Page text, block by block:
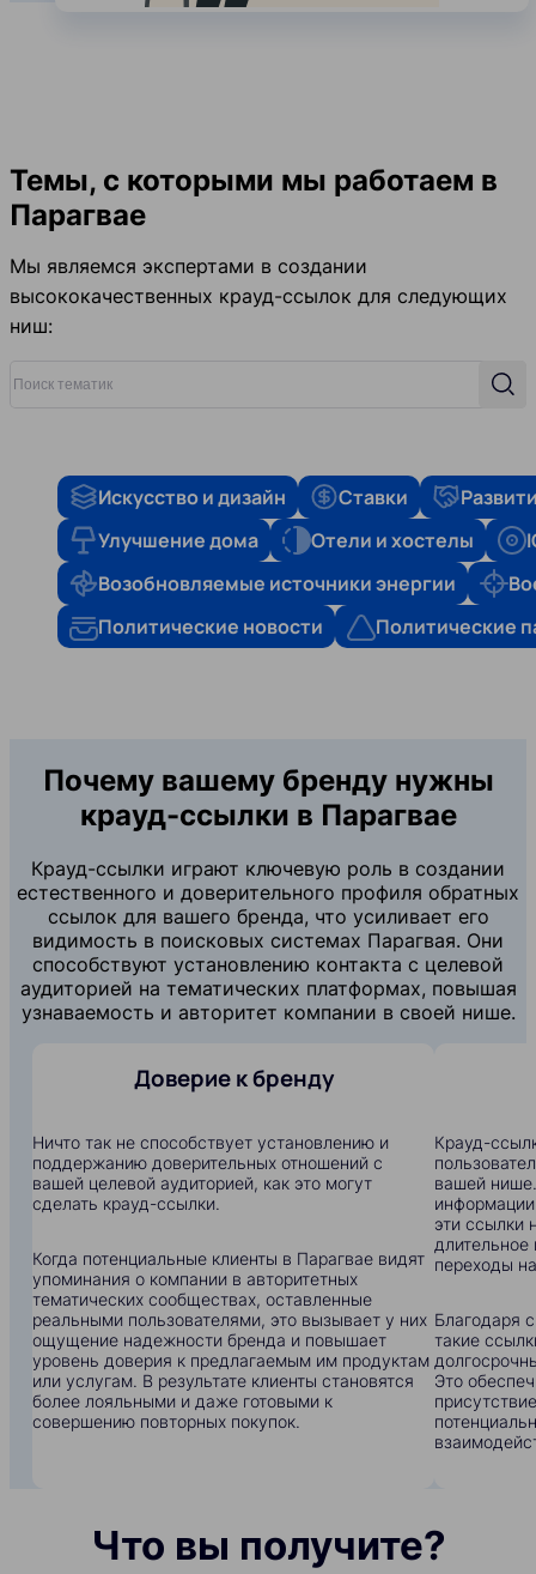
Темы, с которыми мы работаем в
Парагвае
Мы являемся экспертами в создании
высококачественных крауд-ссылок для следующих
ниш:
Искусство и дизайн Ставки
Улучшение дома
Отели и хостелы
Возобновляемые источники энергии
Политические новости
Политические
Почему вашему бренду нужны
крауд-ссылки в Парагвае
Крауд-ссылки играют ключевую роль в создании
естественного и доверительного профиля обратных
ссылок для вашего бренда, что усиливает его
видимость в поисковых системах Парагвая. Они
способствуют установлению контакта с целевой
аудиторией на тематических платформах, повышая
узнаваемость и авторитет компании в своей нише.
Доверие к бренду
Ничто так не способствует установлению и
поддержанию доверительных отношений с
вашей целевой аудиторией, как это могут
сделать крауд-ссылки.
Когда потенциальные клиенты в Парагвае видят
упоминания о компании в авторитетных
тематических сообществах, оставленные
реальными пользователями, это вызывает у них
ощущение надежности бренда и повышает
уровень доверия к предлагаемым им продуктам
или услугам. В результате клиенты становятся
более лояльными и даже готовыми к
совершению повторных покупок.
Крауд-
вашей
эти ссылки
переходы
Благодаря
такие
Это
Что вы получите?